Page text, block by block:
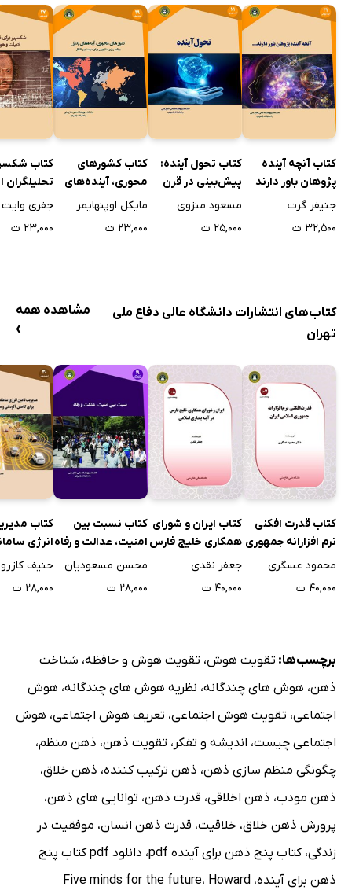
کتاب آنچه آینده
پژوهان باور دارند
جنیفر گرت
۳۲,۵۰۰ ت
کتاب تحول آینده:
پیش‌بینی در قرن
بیست و یکم
مسعود منزوی
۲۵,۰۰۰ ت
کتاب کشورهای
محوری، آینده‌های
بدیل
مایکل اوپنهایمر
۲۳,۰۰۰ ت
کتاب
تحلیلگران
هوشمندی
جفری وایت
۲۳,۰۰۰ ت
کتاب‌های انتشارات دانشگاه عالی دفاع ملی
تهران
مشاهده همه
›
کتاب قدرت افکنی
نرم افزارانه جمهوری
اسلامی ایران
محمود عسگری
۴۰,۰۰۰ ت
کتاب ایران و شورای
همکاری خلیج فارس
در آینه بیداری
جعفر نقدی
۴۰,۰۰۰ ت
کتاب نسبت بین
امنیت، عدالت و رفاه
محسن مسعودیان
۲۸,۰۰۰ ت
کتاب
انرژی
حمل و نقل
هزینه
حنیف
۲۸,۰۰۰ ت
برچسب‌ها: تقویت هوش، تقویت هوش و حافظه، شناخت
ذهن، هوش های چندگانه، نظریه هوش های چندگانه، هوش
اجتماعی، تقویت هوش اجتماعی، تعریف هوش اجتماعی، هوش
اجتماعی چیست، اندیشه و تفکر ، تقویت ذهن، ذهن منظم،
چگونگی منظم سازی ذهن، ذهن ترکیب کننده، ذهن خلاق،
ذهن مودب، ذهن اخلاقی، قدرت ذهن، توانایی های ذهن،
پرورش ذهن خلاق، خلاقیت، قدرت ذهن انسان، موفقیت در
زندگی،کتاب پنج ذهن برای آینده pdf ،
دانلود pdf کتاب پنج
ذهن برای آینده، Five minds for the future، Howard